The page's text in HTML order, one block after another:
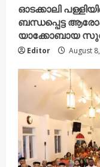
ഓടക്കാലി
ബന്ധപ്പെട്ട
യാക്കോബായ
Editor August